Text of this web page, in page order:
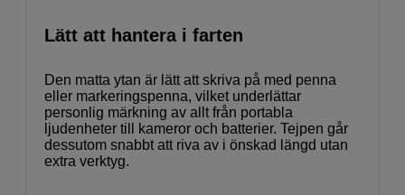
Lätt att hantera i farten
Den matta ytan är lätt att skriva på med penna
eller markeringspenna, vilket underlättar
personlig märkning av allt från portabla
ljudenheter till kameror och batterier. Tejpen går
dessutom snabbt att riva av i önskad längd utan
extra verktyg.